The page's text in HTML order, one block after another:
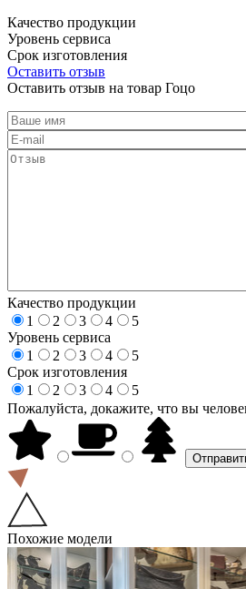
Качество продукции
Уровень сервиса
Срок изготовления
Оставить отзыв
Оставить отзыв на товар Гоцо
Качество продукции
1
2 3 4
5
Уровень сервиса
1
2 3 4
5
Срок изготовления
1
2 3 4
5
Пожалуйста, докажите, что вы
Похожие модели